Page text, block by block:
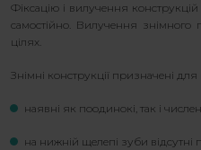
Фіксацію і вилучення
самостійно. Вилучення знімного
цілях.
Знімні конструкції призначені
наявні як поодинокі, так і
на нижній щелепі зуби відсутні